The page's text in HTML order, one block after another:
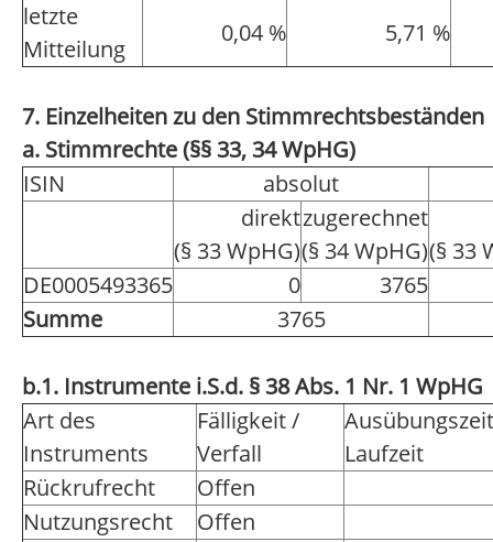
letzte
Mitteilung
0,04 % 5,71 %
7. Einzelheiten zu den Stimmrechtsbeständen
a. Stimmrechte (§§ 33, 34 WpHG)
ISIN
absolut
direkt
(§ 33 WpHG)
zugerechnet
(§ 34 WpHG)(§ 33
DE0005493365
0
3765
Summe
3765
b.1. Instrumente i.S.d. § 38 Abs. 1 Nr. 1 WpHG
Art des
Instruments
Fälligkeit /
Verfall
Laufzeit
Rückrufrecht
Offen
Nutzungsrecht
Offen